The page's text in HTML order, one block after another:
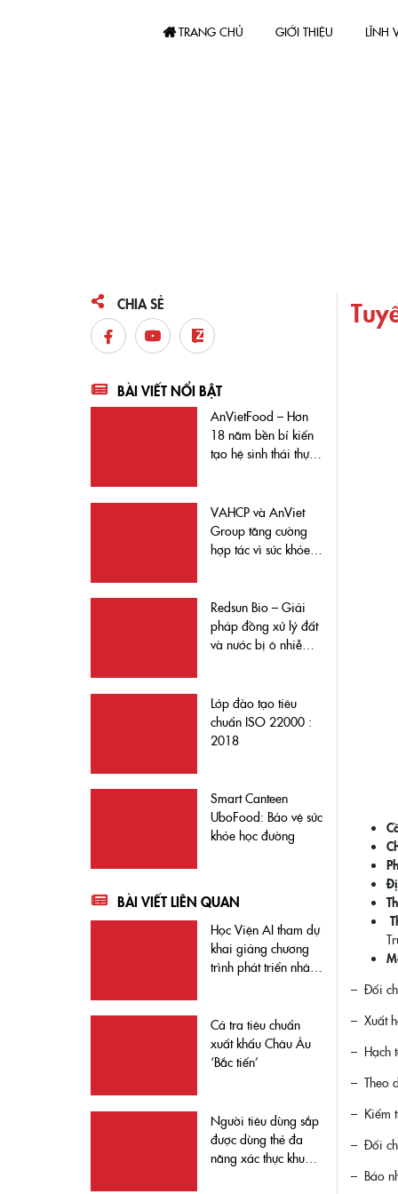
TRANG CHỦ GIỚI THIỆU LĨNH
CHIA SẺ
BÀI VIẾT NỔI BẬT
AnVietFood – Hơn
18 năm bền bỉ kiến
tạo hệ sinh thái thực
VAHCP và AnViet
Group tăng cường
hợp tác vì sức khỏe
Redsun Bio – Giải
pháp đồng xử lý đất
và nước bị ô nhiễm
phẩm sinh học và vật
liệu hấp phụ (4B)
Lớp đào tạo tiêu
chuẩn ISO 22000 :
2018
Smart Canteen
UboFood: Bảo vệ sức
khỏe học đường
BÀI VIẾT LIÊN QUAN
Học Viện AI tham dự
khai giảng chương
trình phát triển nhân
VinGroup
Cá tra tiêu chuẩn
xuất khẩu Châu Âu
‘Bắc tiến’
Người tiêu dùng sắp
được dùng thẻ đa
năng xác thực khuôn
– Đối
– Xuất
– Hạch
– Theo
– Kiểm
– Đối
– Báo